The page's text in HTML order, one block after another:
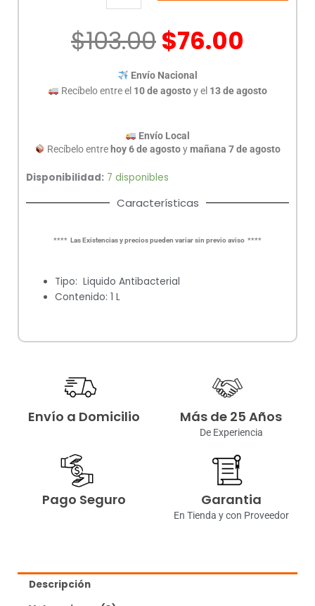
1LT
$103.00$76.00
Envío Nacional
Recíbelo entre el 10 de agostoy el 13 de agosto
Envío Local
Recíbelo entre hoy 6 de agostoymañana 7 de agosto
Disponibilidad: 7 disponibles
Características
**** Las Existencias y precios pueden variar sin previo aviso ****
Tipo: Liquido Antibacterial
Contenido: 1 L
Envío a Domicilio Más de 25 Años
De Experiencia
Pago Seguro Garantia
En Tienda y con Proveedor
Descripción